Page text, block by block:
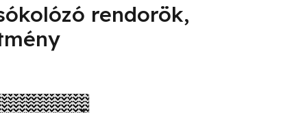
rendorök,